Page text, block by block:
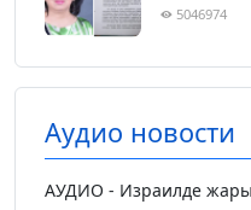
5046974
Аудио новости
АУДИО - Израилде